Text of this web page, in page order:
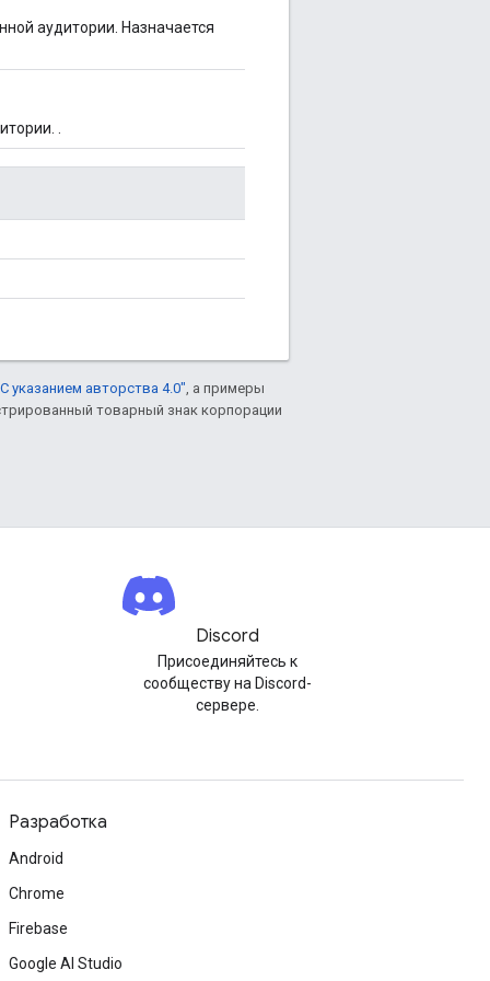
аудитории. Назначается
.
указанием авторства 4.0" , а примеры
товарный знак корпорации
Discord
Присоединяйтесь к
сообществу на Discord-
сервере.
Разработка
Android
Chrome
Firebase
Google AI Studio